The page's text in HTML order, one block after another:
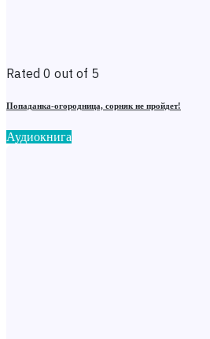
Rated 0 out of 5
Попаданка-огородница, сорняк не пройдет!
Аудиокнига